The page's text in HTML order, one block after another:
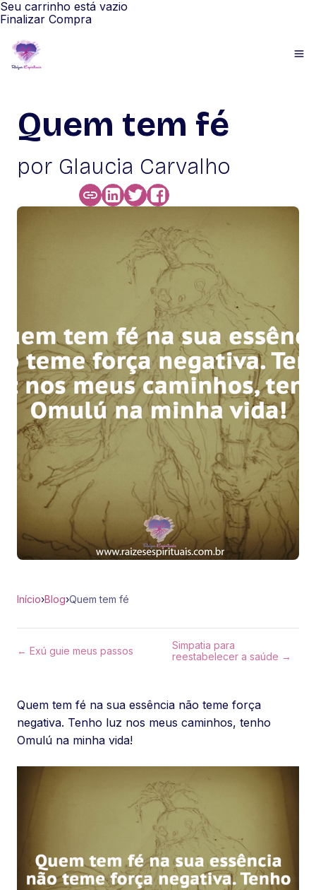
Seu carrinho está vazio
Finalizar Compra
Quem tem fé
por Glaucia Carvalho
Início›Blog›Quem tem fé
← Exú guie meus passos
Simpatia para
reestabelecer a saúde →
Quem tem fé na sua essência não teme força
negativa. Tenho luz nos meus caminhos, tenho
Omulú na minha vida!